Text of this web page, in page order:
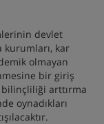
devlet
kurumları, kar
olmayan
bir giriş
bilinçliliği arttırma
oynadıkları